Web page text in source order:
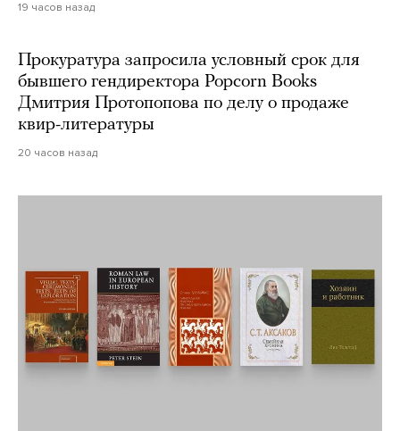
19 часов назад
Прокуратура запросила условный срок для
бывшего гендиректора Popcorn Books
Дмитрия Протопопова по делу о продаже
квир-литературы
20 часов назад